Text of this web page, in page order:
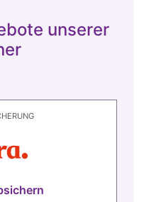
unserer